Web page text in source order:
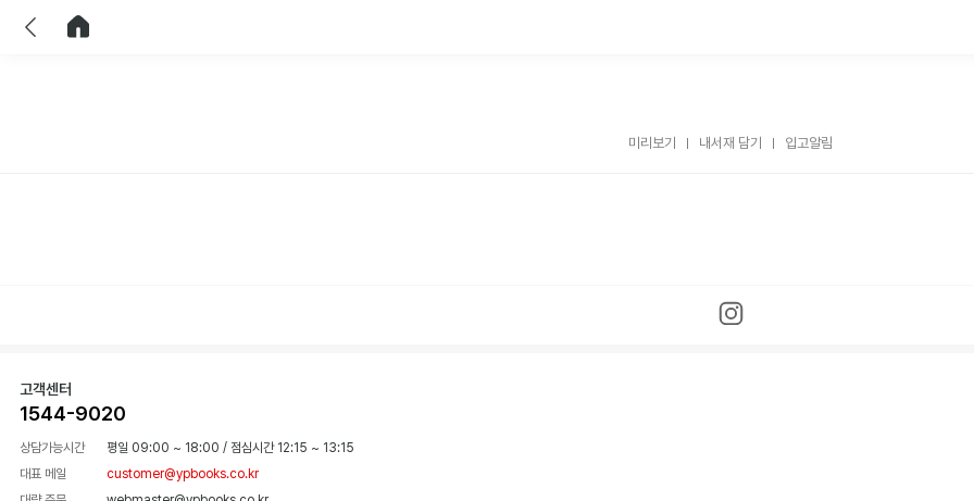
미리보기 내서재 담기 입고알림
고객센터
1544-9020
상담가능시간 평일 09:00 ~ 18:00 / 점심시간 12:15 ~ 13:15
대표 메일
customer@ypbooks.co.kr